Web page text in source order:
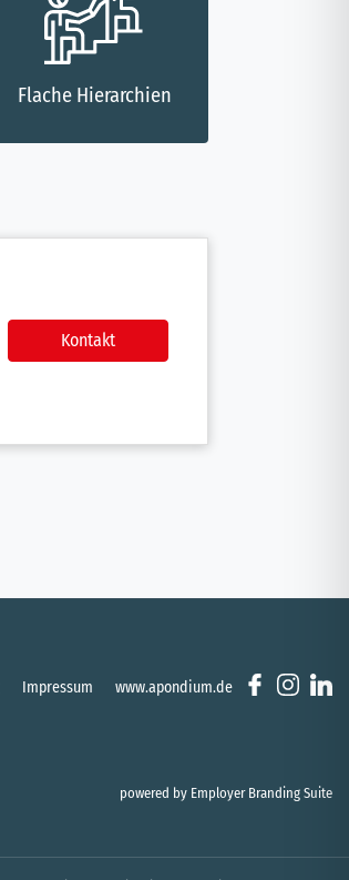
Feedbackkultur
Kontakt
Impressum www.apondium.de
powered by Employer Branding Suite